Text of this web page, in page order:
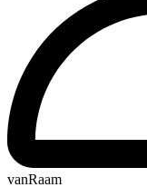
vanRaam